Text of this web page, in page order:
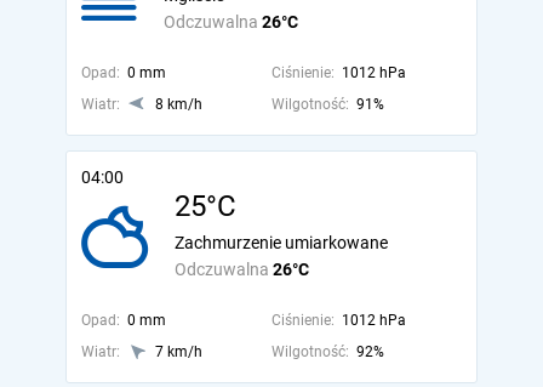
Odczuwalna 26°C
Opad: 0 mm Ciśnienie: 1012 hPa
Wiatr:
8 km/h Wilgotność: 91%
04:00
25°C
Odczuwalna 26°C
Zachmurzenie umiarkowane
Opad: 0 mm Ciśnienie: 1012 hPa
Wiatr:
7 km/h Wilgotność: 92%